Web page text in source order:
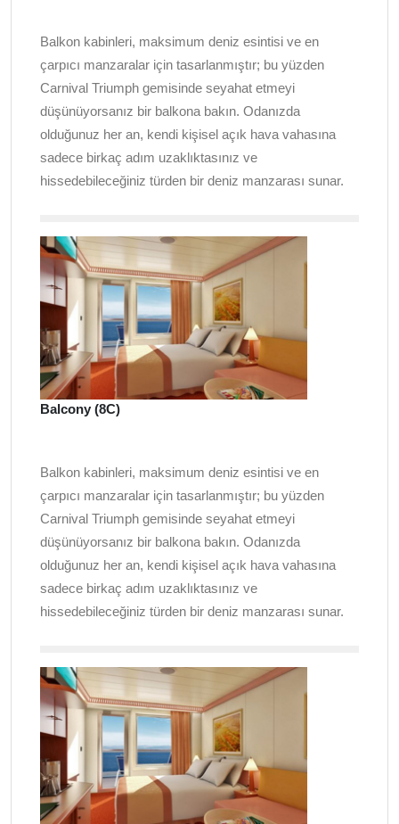
Balkon kabinleri, maksimum deniz esintisi ve en
çarpıcı manzaralar için tasarlanmıştır; bu yüzden
Carnival Triumph gemisinde seyahat etmeyi
düşünüyorsanız bir balkona bakın. Odanızda
olduğunuz her an, kendi kişisel açık hava vahasına
sadece birkaç adım uzaklıktasınız ve
hissedebileceğiniz türden bir deniz manzarası sunar.
Balcony (8C)
Balkon kabinleri, maksimum deniz esintisi ve en
çarpıcı manzaralar için tasarlanmıştır; bu yüzden
Carnival Triumph gemisinde seyahat etmeyi
düşünüyorsanız bir balkona bakın. Odanızda
olduğunuz her an, kendi kişisel açık hava vahasına
sadece birkaç adım uzaklıktasınız ve
hissedebileceğiniz türden bir deniz manzarası sunar.